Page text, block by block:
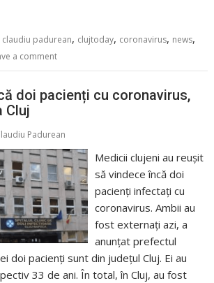
claudiu padurean, clujtoday, coronavirus, news,
a comment
doi pacienți cu coronavirus,
Cluj
Padurean
Medicii clujeni au reușit
să vindece încă doi
pacienți infectați cu
coronavirus. Ambii au
fost externați azi, a
anunțat prefectul
doi pacienți sunt din județul Cluj. Ei au
33 de ani. În total, în Cluj, au fost